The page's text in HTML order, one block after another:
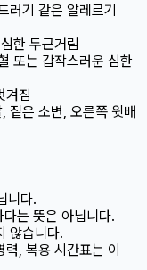
러기 같은 알레르기
한 두근거림
또는 갑작스러운 심한
겨짐
짙은 소변, 오른쪽 윗배
니다.
는 뜻은 아닙니다.
않습니다.
, 복용 시간표는 이